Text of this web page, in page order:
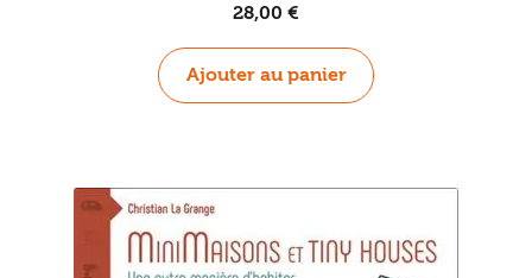
28,00 €
Ajouter au panier